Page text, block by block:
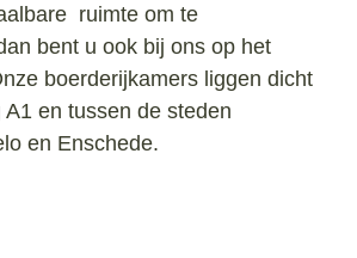
ruimte om te
bent u ook bij ons op het
boerderijkamers liggen dicht
en tussen de steden
en Enschede.